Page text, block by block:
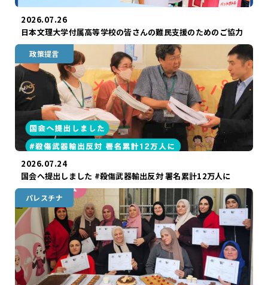
2026.07.26
日本文理大学付属高等学校の皆さんの難民支援のためのご協力
政策提言
2026.07.24
国会へ提出しました #殺傷武器輸出反対 署名累計12万人に
パレスチナ